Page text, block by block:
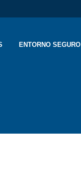
ENTORNO SEGURO